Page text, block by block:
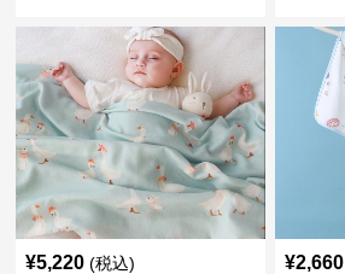
¥5,220 (税込) ¥2,660